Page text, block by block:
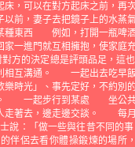
床，可以在對方起床之前，
，妻子去把鏡子上的水蒸
東西 例如，打開一瓶啤酒
進門就互相擁抱，使家
對方的決定總是評頭品足
利相互溝通。 一起出去吃
光」、事先定好，不約別
一起步行到某處 坐公共
走著去，邊走邊交談。
說：「做一些與往昔不同的
侶去看你體操鍛煉的場所